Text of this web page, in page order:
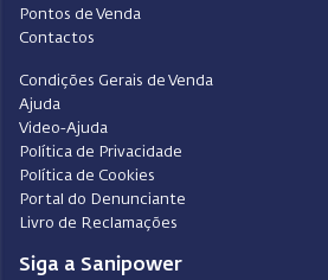
Pontos de Venda
Contactos
Condições Gerais de Venda
Ajuda
Video-Ajuda
Política de Privacidade
Política de Cookies
Portal do Denunciante
Livro de Reclamações
Siga a Sanipower